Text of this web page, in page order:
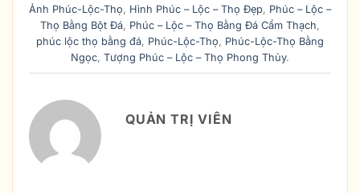
Ảnh Phúc-Lộc-Thọ, Hình Phúc – Lộc – Thọ Đẹp, Phúc – Lộc –
Thọ Bằng Bột Đá, Phúc – Lộc – Thọ Bằng Đá Cẩm Thạch,
phúc lộc thọ bằng đá, Phúc-Lộc-Thọ, Phúc-Lộc-Thọ Bằng
Ngọc, Tượng Phúc – Lộc – Thọ Phong Thủy.
QUẢN TRỊ VIÊN